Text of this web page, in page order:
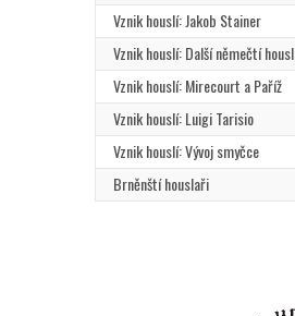
Vznik houslí: Jakob Stainer
Vznik houslí: Další němečtí
Vznik houslí: Mirecourt a Paříž
Vznik houslí: Luigi Tarisio
Vznik houslí: Vývoj smyčce
Brněnští houslaři